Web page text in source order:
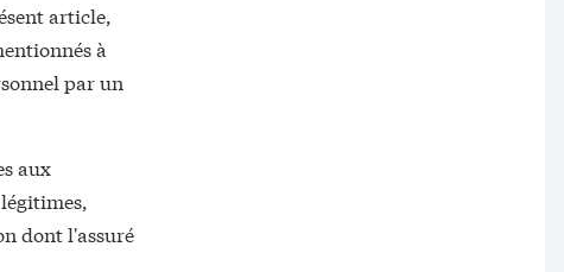
article,
à
par un
aux
dont l'assuré